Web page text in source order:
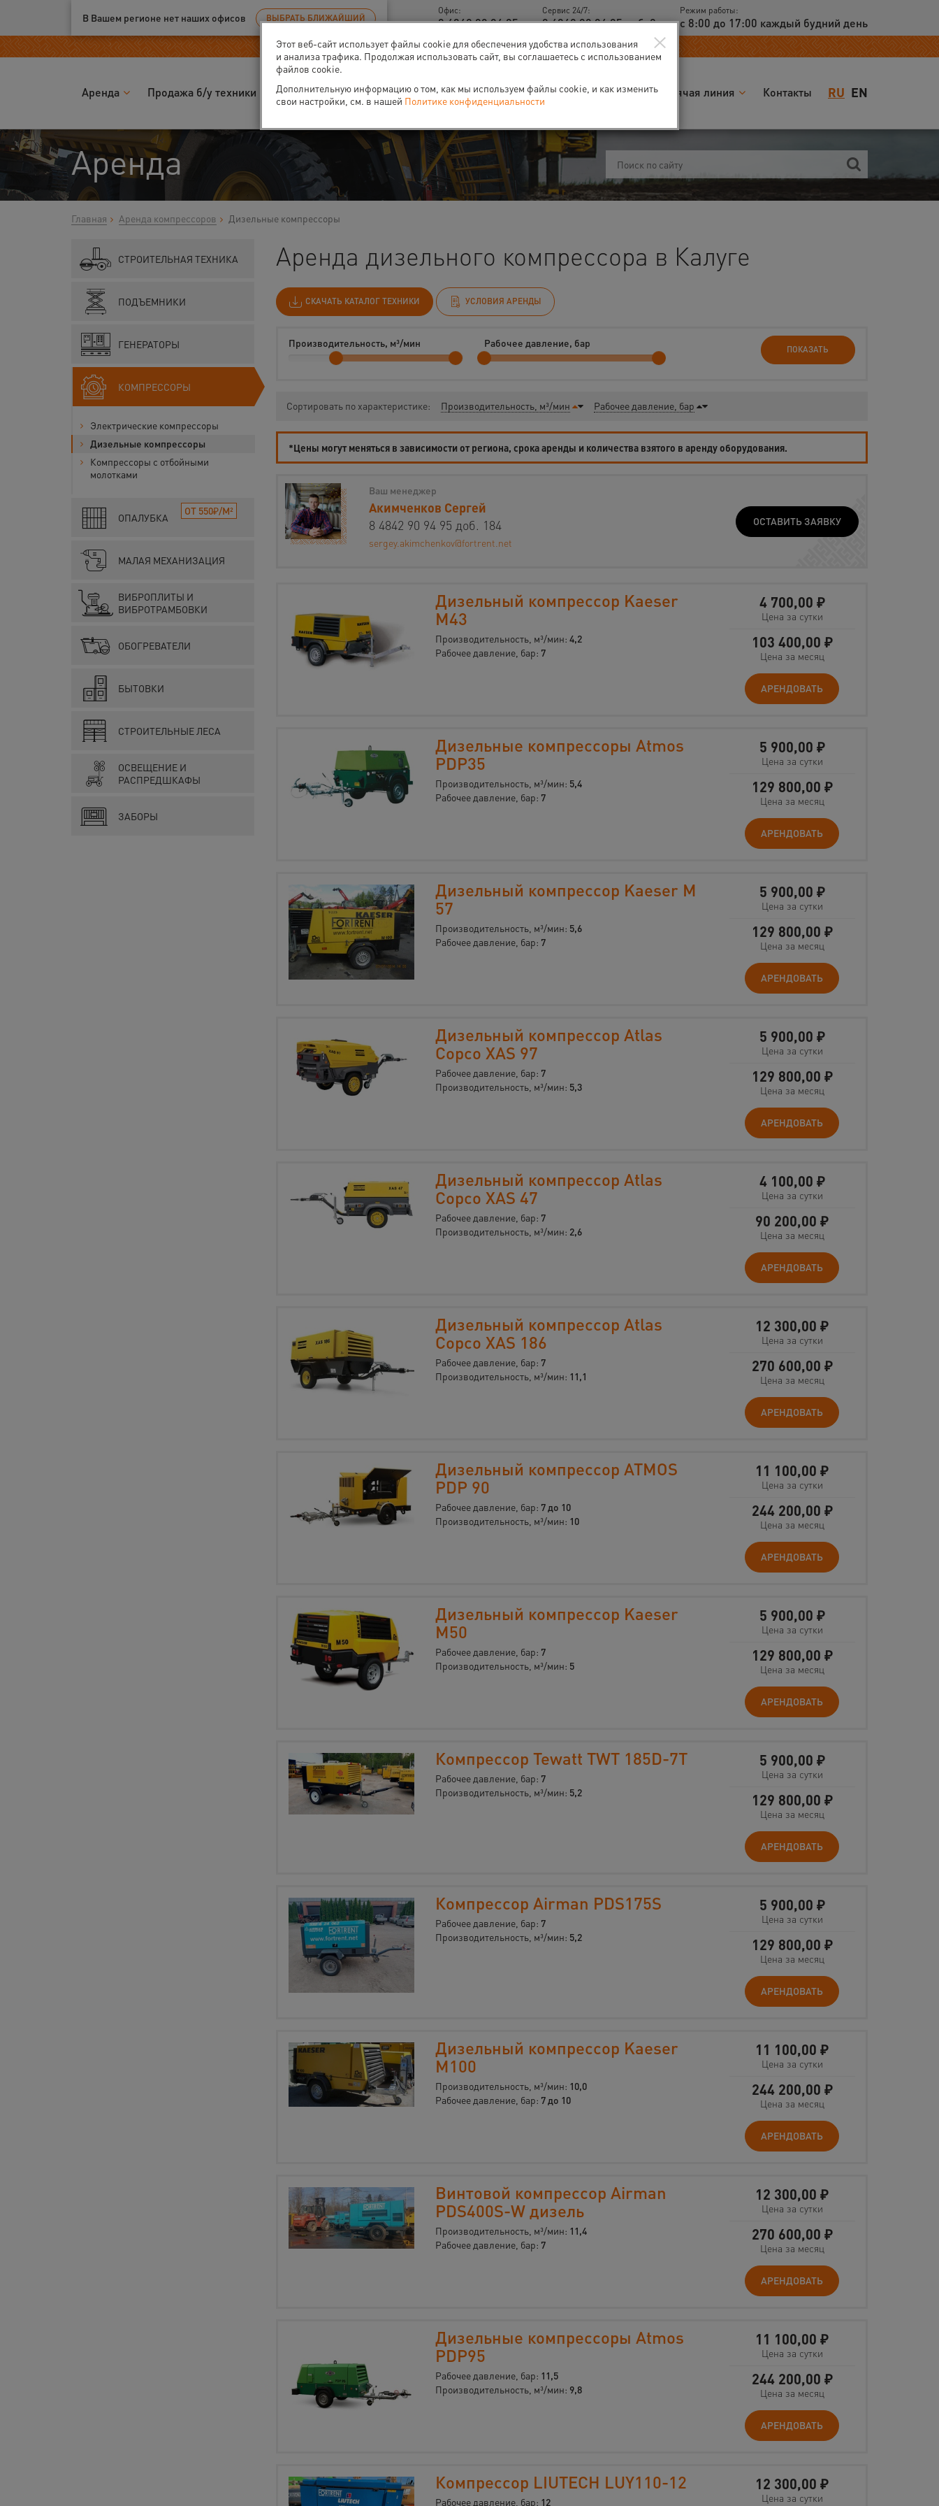
Ваш город:Калуга
В Вашем регионе нет наших офисов ВЫБРАТЬ БЛИЖАЙШИЙ
Офис:
8 4842 90 94 95
Сервис 24/7:
8 4842 90 94 95 доб. 2
Режим работы:
с 8:00 до 17:00 каждый будний день
RU EN
Аренда Продажа б/у техники Запчасти О нас События Горячая линия Контакты
Аренда
Главная Аренда компрессоров Дизельные компрессоры
СТРОИТЕЛЬНАЯ ТЕХНИКА
ПОДЪЕМНИКИ
ГЕНЕРАТОРЫ
КОМПРЕССОРЫ
Электрические компрессоры
Дизельные компрессоры
Компрессоры с отбойными
молотками
ОПАЛУБКА
ОТ 550₽/М²
МАЛАЯ МЕХАНИЗАЦИЯ
ВИБРОПЛИТЫ И
ВИБРОТРАМБОВКИ
ОБОГРЕВАТЕЛИ
БЫТОВКИ
СТРОИТЕЛЬНЫЕ ЛЕСА
ОСВЕЩЕНИЕ И
РАСПРЕДШКАФЫ
ЗАБОРЫ
Аренда дизельного компрессора в Калуге
СКАЧАТЬ КАТАЛОГ ТЕХНИКИ УСЛОВИЯ АРЕНДЫ
Производительность, м³/мин Рабочее давление, бар
ПОКАЗАТЬ
Сортировать по характеристике: Производительность, м³/мин Рабочее давление, бар
*Цены могут меняться в зависимости от региона, срока аренды и количества взятого в аренду оборудования.
Ваш менеджер
Акимченков Сергей
8 4842 90 94 95 доб. 184
sergey.akimchenkov@fortrent.net
ОСТАВИТЬ ЗАЯВКУ
Дизельный компрессор Kaeser
M43
Производительность, м³/мин: 4,2
Рабочее давление, бар: 7
4 700,00 ₽
Цена за сутки
103 400,00 ₽
Цена за месяц
АРЕНДОВАТЬ
Дизельные компрессоры Atmos
PDP35
Производительность, м³/мин: 5,4
Рабочее давление, бар: 7
5 900,00 ₽
Цена за сутки
129 800,00 ₽
Цена за месяц
АРЕНДОВАТЬ
Дизельный компрессор Kaeser M
57
Производительность, м³/мин: 5,6
Рабочее давление, бар: 7
5 900,00 ₽
Цена за сутки
129 800,00 ₽
Цена за месяц
АРЕНДОВАТЬ
Дизельный компрессор Atlas
Copco XAS 97
Рабочее давление, бар: 7
Производительность, м³/мин: 5,3
5 900,00 ₽
Цена за сутки
129 800,00 ₽
Цена за месяц
АРЕНДОВАТЬ
Дизельный компрессор Atlas
Copco XAS 47
Рабочее давление, бар: 7
Производительность, м³/мин: 2,6
4 100,00 ₽
Цена за сутки
90 200,00 ₽
Цена за месяц
АРЕНДОВАТЬ
Дизельный компрессор Atlas
Copco XAS 186
Рабочее давление, бар: 7
Производительность, м³/мин: 11,1
12 300,00 ₽
Цена за сутки
270 600,00 ₽
Цена за месяц
АРЕНДОВАТЬ
Дизельный компрессор ATMOS
PDP 90
Рабочее давление, бар: 7 до 10
Производительность, м³/мин: 10
11 100,00 ₽
Цена за сутки
244 200,00 ₽
Цена за месяц
АРЕНДОВАТЬ
Дизельный компрессор Kaeser
M50
Рабочее давление, бар: 7
Производительность, м³/мин: 5
5 900,00 ₽
Цена за сутки
129 800,00 ₽
Цена за месяц
АРЕНДОВАТЬ
Компрессор Tewatt TWT 185D-7T
Рабочее давление, бар: 7
Производительность, м³/мин: 5,2
5 900,00 ₽
Цена за сутки
129 800,00 ₽
Цена за месяц
АРЕНДОВАТЬ
Компрессор Airman PDS175S
Рабочее давление, бар: 7
Производительность, м³/мин: 5,2
5 900,00 ₽
Цена за сутки
129 800,00 ₽
Цена за месяц
АРЕНДОВАТЬ
Дизельный компрессор Kaeser
M100
Производительность, м³/мин: 10,0
Рабочее давление, бар: 7 до 10
11 100,00 ₽
Цена за сутки
244 200,00 ₽
Цена за месяц
АРЕНДОВАТЬ
Винтовой компрессор Airman
PDS400S-W дизель
Производительность, м³/мин: 11,4
Рабочее давление, бар: 7
12 300,00 ₽
Цена за сутки
270 600,00 ₽
Цена за месяц
АРЕНДОВАТЬ
Дизельные компрессоры Atmos
PDP95
Рабочее давление, бар: 11,5
Производительность, м³/мин: 9,8
11 100,00 ₽
Цена за сутки
244 200,00 ₽
Цена за месяц
АРЕНДОВАТЬ
Компрессор LIUTECH LUY110-12
Рабочее давление, бар: 12
12 300,00 ₽
Цена за сутки
×
Этот веб-сайт использует файлы cookie для обеспечения удобства использования
и анализа трафика. Продолжая использовать сайт, вы соглашаетесь с использованием
файлов cookie.
Дополнительную информацию о том, как мы используем файлы cookie, и как изменить
свои настройки, см. в нашей Политике конфиденциальности